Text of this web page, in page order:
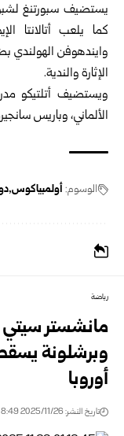
يستضيف سبورتنغ
كما يلعب أتالانتا
وايندهوفن الهولندي
الإثارة والندية.
ويستضيف أتلتيكو
الألماني، وباريس
الوسوم: أولمبياكوس
رياضة
مانشستر سيتي
وبرشلونة
أوروبا
تاريخ النشر: 2025/11/26 8:49 صباحًا